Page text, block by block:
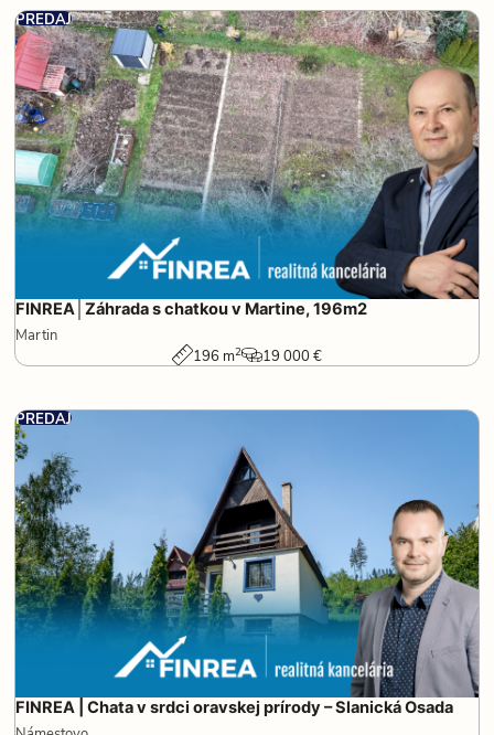
PREDAJ
FINREA│Záhrada s chatkou v Martine, 196m2
Martin
196 m2 19 000 €
PREDAJ
FINREA | Chata v srdci oravskej prírody – Slanická Osada